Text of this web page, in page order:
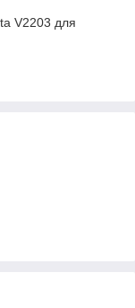
V2203 для